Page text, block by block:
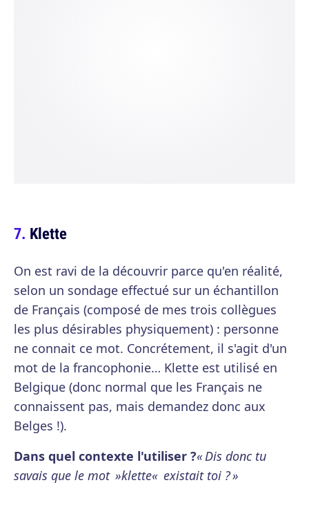
Klette
On est ravi de la découvrir parce qu'en réalité,
selon un sondage effectué sur un échantillon
de Français (composé de mes trois collègues
les plus désirables physiquement) : personne
ne connait ce mot. Concrétement, il s'agit d'un
mot de la francophonie… Klette est utilisé en
Belgique (donc normal que les Français ne
connaissent pas, mais demandez donc aux
Belges !).
Dans quel contexte l'utiliser ?« Dis donc tu
savais que le mot »klette« existait toi ? »